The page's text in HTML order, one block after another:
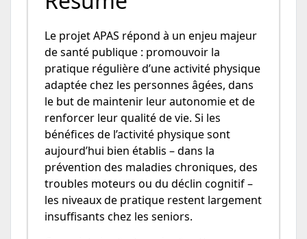
Le projet APAS répond à un enjeu majeur
de santé publique : promouvoir la
pratique régulière d’une activité physique
adaptée chez les personnes âgées, dans
le but de maintenir leur autonomie et de
renforcer leur qualité de vie. Si les
bénéfices de l’activité physique sont
aujourd’hui bien établis – dans la
prévention des maladies chroniques, des
troubles moteurs ou du déclin cognitif –
les niveaux de pratique restent largement
insuffisants chez les seniors.